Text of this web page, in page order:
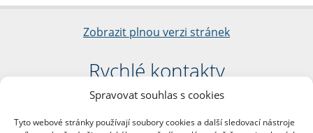
Spravovat souhlas s cookies
Tyto webové stránky používají soubory cookies a další sledovací nástroje
Zobrazit plnou verzi stránek
Rychlé kontakty
Filozofická fakulta
nám. Jana Palacha 1/2